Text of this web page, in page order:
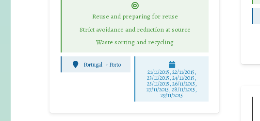
Reuse and preparing for reuse
Strict avoidance and reduction at source
Waste sorting and recycling
Portugal - Porto
21/11/2015, 22/11/2015,
23/11/2015, 24/11/2015,
25/11/2015, 26/11/2015,
27/11/2015, 28/11/2015,
29/11/2015